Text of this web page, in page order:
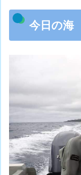
今日の海